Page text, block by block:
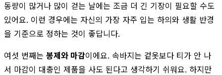
동량이 많거나 많이 걷는 날에는 조금 더 긴 기장이 필요할 수도
있어요. 이런 경우에는 자신의 가장 자주 입는 하의와 생활 반경
을 기준으로 정하는 것이 좋답니다.
여섯 번째는 봉제와 마감이에요. 속바지는 겉옷보다 티가 안 나
서 마감이 대충인 제품을 사도 된다고 생각하기 쉬워요. 하지만